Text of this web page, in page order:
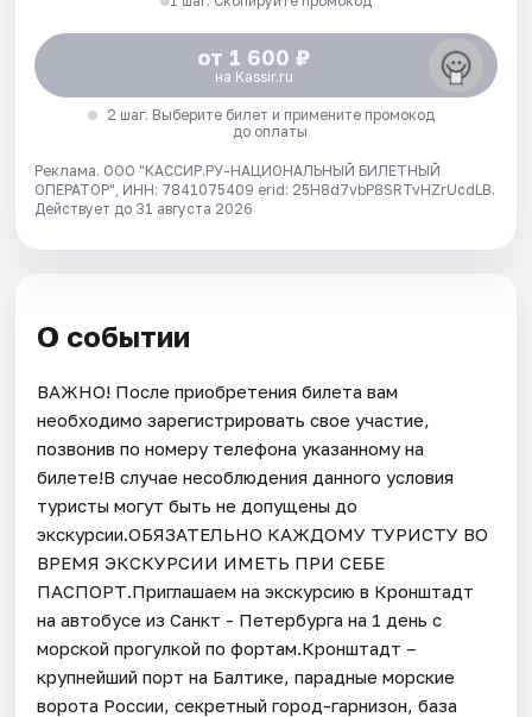
от 1 600 ₽
на Kassir.ru
2 шаг. Выберите билет и примените промокод
до оплаты
Реклама. ООО "КАССИР.РУ-НАЦИОНАЛЬНЫЙ БИЛЕТНЫЙ
ОПЕРАТОР", ИНН: 7841075409 erid: 25H8d7vbP8SRTvHZrUcdLB.
Действует до 31 августа 2026
О событии
ВАЖНО! После приобретения билета вам
необходимо зарегистрировать свое участие,
позвонив по номеру телефона указанному на
билете!В случае несоблюдения данного условия
туристы могут быть не допущены до
экскурсии.ОБЯЗАТЕЛЬНО КАЖДОМУ ТУРИСТУ ВО
ВРЕМЯ ЭКСКУРСИИ ИМЕТЬ ПРИ СЕБЕ
ПАСПОРТ.Приглашаем на экскурсию в Кронштадт
на автобусе из Санкт - Петербурга на 1 день с
морской прогулкой по фортам.Кронштадт –
крупнейший порт на Балтике, парадные морские
ворота России, секретный город-гарнизон, база